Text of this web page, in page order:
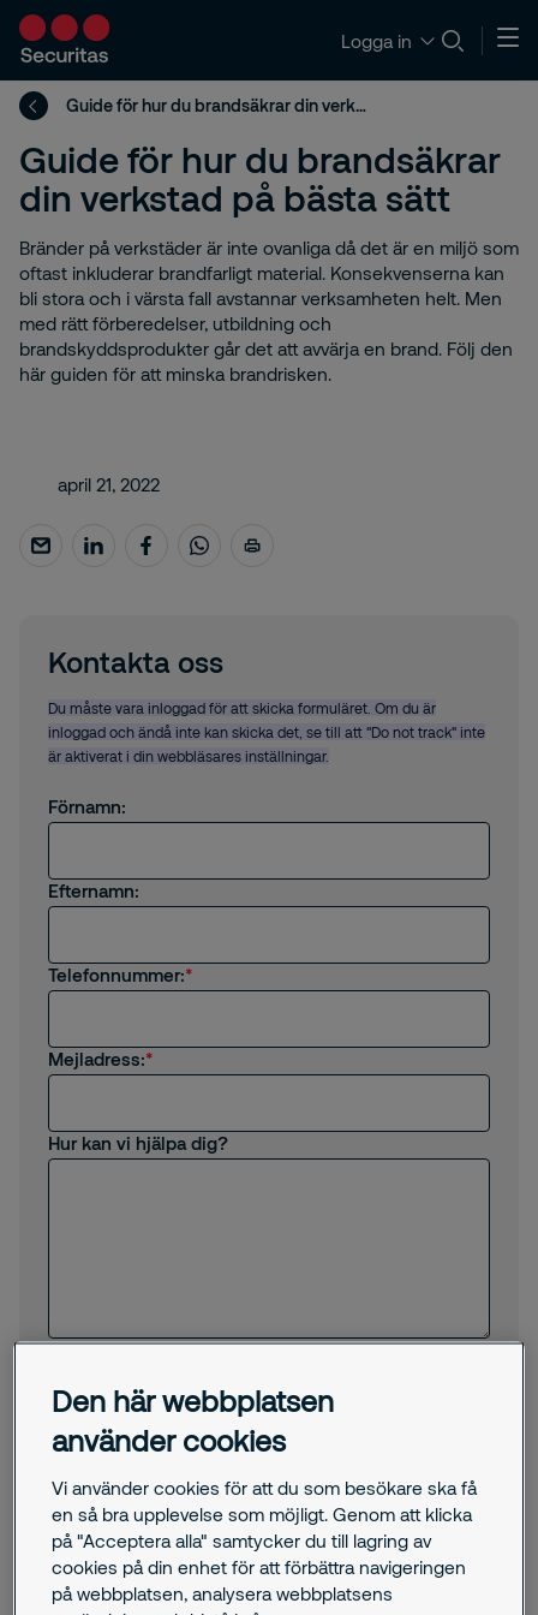
Logga in
Guide för hur du brandsäkrar din verkstad på bästa sätt
Guide för hur du brandsäkrar
din verkstad på bästa sätt
Bränder på verkstäder är inte ovanliga då det är en miljö som
oftast inkluderar brandfarligt material. Konsekvenserna kan
bli stora och i värsta fall avstannar verksamheten helt. Men
med rätt förberedelser, utbildning och
brandskyddsprodukter går det att avvärja en brand. Följ den
här guiden för att minska brandrisken.
april 21, 2022
Kontakta oss
Du måste vara inloggad för att skicka formuläret. Om du är
inloggad och ändå inte kan skicka det, se till att "Do not track" inte
är aktiverat i din webbläsares inställningar.
Förnamn:
Efternamn:
Telefonnummer:
Mejladress:
Hur kan vi hjälpa dig?
information till mig via e-post.
Genom att skicka oss detta formulär godkänner du
att Securitas behandlar dina personuppgifter. Här kan
Jag är inte en robot
Submit
Den här webbplatsen
använder cookies
Vi använder cookies för att du som besökare ska få
en så bra upplevelse som möjligt. Genom att klicka
på "Acceptera alla" samtycker du till lagring av
cookies på din enhet för att förbättra navigeringen
på webbplatsen, analysera webbplatsens